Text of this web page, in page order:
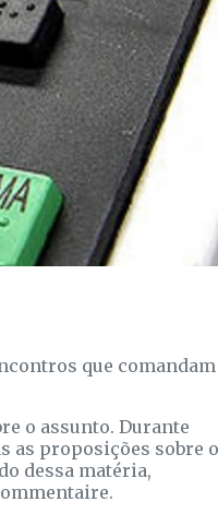
que comandam
o assunto. Durante
as proposições sobre o
dessa matéria,